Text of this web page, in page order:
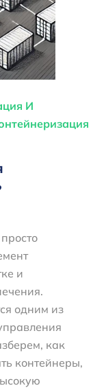
И
и
одним из
как
контейнеры,